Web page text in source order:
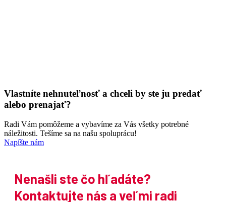
Vlastníte nehnuteľnosť a chceli by ste ju predať
alebo prenajať?
Radi Vám pomôžeme a vybavíme za Vás všetky potrebné
náležitosti. Tešíme sa na našu spoluprácu!
Napíšte nám
Nenašli ste čo hľadáte?
Kontaktujte nás a veľmi radi